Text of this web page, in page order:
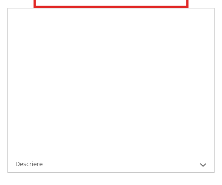
Descriere